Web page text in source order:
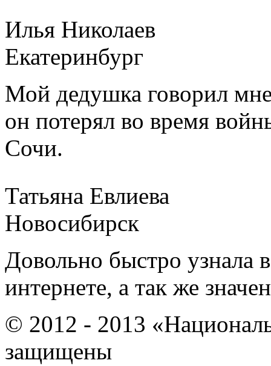
Илья Николаев
Екатеринбург
Мой дедушка говорил
он потерял во время
Сочи.
Татьяна Евлиева
Новосибирск
Довольно быстро узнала
интернете, а так же
© 2012 - 2013
защищены